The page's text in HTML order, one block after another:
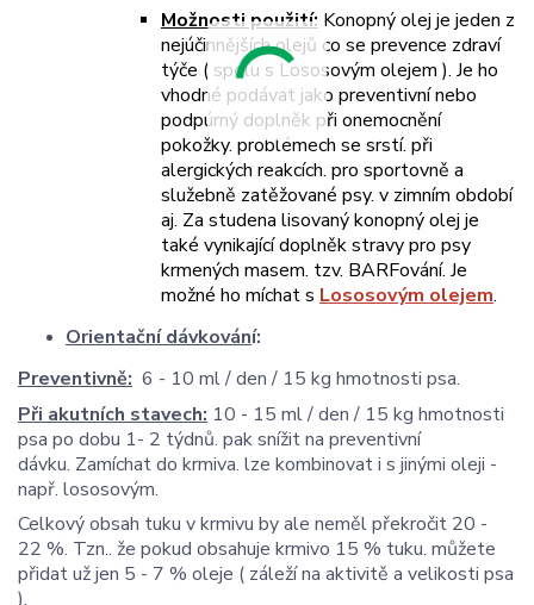
Možnosti použití: Konopný olej je jeden z
nejúčinnějších olejů co se prevence zdraví
týče ( spolu s Lososovým olejem ). Je ho
vhodné podávat jako preventivní nebo
podpúrný doplněk při onemocnění
pokožky. problémech se srstí. při
alergických reakcích. pro sportovně a
služebně zatěžované psy. v zimním období
aj. Za studena lisovaný konopný olej je
také vynikající doplněk stravy pro psy
krmených masem. tzv. BARFování. Je
možné ho míchat s Lososovým olejem.
Orientační dávkování:
Preventivně: 6 - 10 ml / den / 15 kg hmotnosti psa.
Při akutních stavech: 10 - 15 ml / den / 15 kg hmotnosti
psa po dobu 1- 2 týdnů. pak snížit na preventivní
dávku. Zamíchat do krmiva. lze kombinovat i s jinými oleji -
např. lososovým.
Celkový obsah tuku v krmivu by ale neměl překročit 20 -
22 %. Tzn.. že pokud obsahuje krmivo 15 % tuku. můžete
přidat už jen 5 - 7 % oleje ( záleží na aktivitě a velikosti psa
).